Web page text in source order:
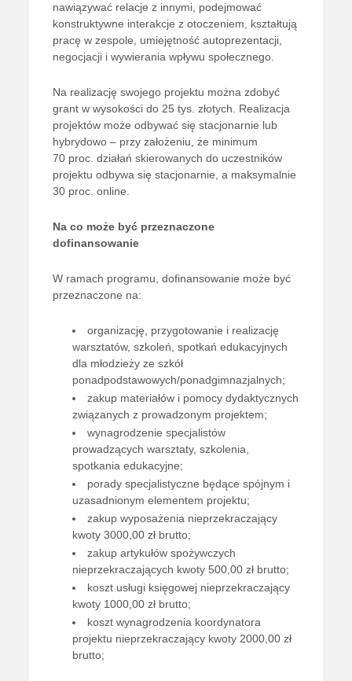
nawiązywać relacje z innymi, podejmować
konstruktywne interakcje z otoczeniem, kształtują
pracę w zespole, umiejętność autoprezentacji,
negocjacji i wywierania wpływu społecznego.
Na realizację swojego projektu można zdobyć
grant w wysokości do 25 tys. złotych. Realizacja
projektów może odbywać się stacjonarnie lub
hybrydowo – przy założeniu, że minimum
70 proc. działań skierowanych do uczestników
projektu odbywa się stacjonarnie, a maksymalnie
30 proc. online.
Na co może być przeznaczone
dofinansowanie
W ramach programu, dofinansowanie może być
przeznaczone na:
organizację, przygotowanie i realizację
warsztatów, szkoleń, spotkań edukacyjnych
dla młodzieży ze szkół
ponadpodstawowych/ponadgimnazjalnych;
zakup materiałów i pomocy dydaktycznych
związanych z prowadzonym projektem;
wynagrodzenie specjalistów
prowadzących warsztaty, szkolenia,
spotkania edukacyjne;
porady specjalistyczne będące spójnym i
uzasadnionym elementem projektu;
zakup wyposażenia nieprzekraczający
kwoty 3000,00 zł brutto;
zakup artykułów spożywczych
nieprzekraczających kwoty 500,00 zł brutto;
koszt usługi księgowej nieprzekraczający
kwoty 1000,00 zł brutto;
koszt wynagrodzenia koordynatora
projektu nieprzekraczający kwoty 2000,00 zł
brutto;